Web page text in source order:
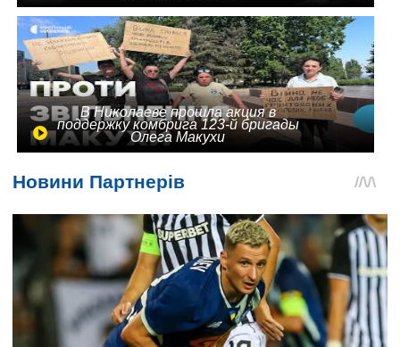
В Николаеве прошла акция в
поддержку комбрига 123-й бригады
Олега Макухи